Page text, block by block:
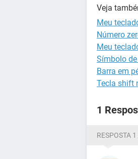
Veja
Meu
Número
Meu
Símbolo
Barra em
Tecla shift
1
RESPOSTA 1